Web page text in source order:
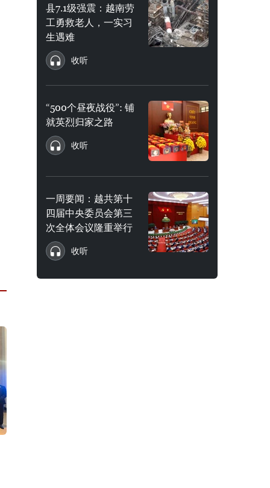
县7.1级强震：越南劳
工勇救老人，一实习
生遇难
收听
“500个昼夜战役”: 铺
就英烈归家之路
收听
一周要闻：越共第十
四届中央委员会第三
次全体会议隆重举行
收听